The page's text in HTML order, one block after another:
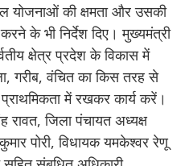
की क्षमता और उसकी
के भी निर्देश दिए। मुख्यमंत्री
क्षेत्र प्रदेश के विकास में
गरीब, वंचित का किस तरह से
में रखकर कार्य करें।
जिला पंचायत अध्यक्ष
पोरी, विधायक यमकेश्वर रेणू